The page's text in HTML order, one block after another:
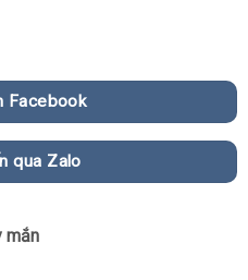
Facebook
qua Zalo
mắn